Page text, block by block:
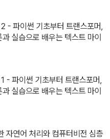
- 파이썬 기초부터 트랜스포머,
실습으로 배우는 텍스트 마이
- 파이썬 기초부터 트랜스포머,
실습으로 배우는 텍스트 마이
자연어 처리와 컴퓨터비전 심층